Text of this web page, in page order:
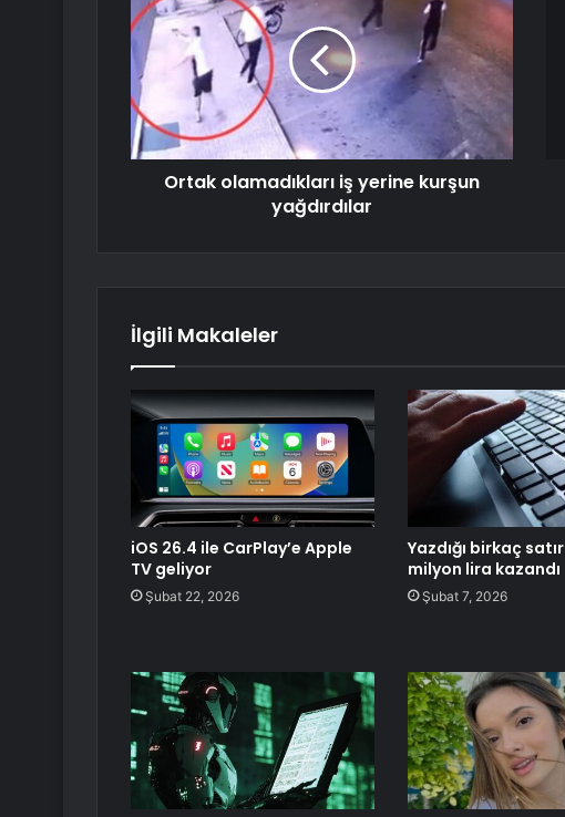
Ortak olamadıkları iş yerine kurşun
yağdırdılar
İlgili Makaleler
iOS 26.4 ile CarPlay’e Apple
TV geliyor
Şubat 22, 2026
Yazdığı birkaç
milyon lira kazandı
Şubat 7, 2026